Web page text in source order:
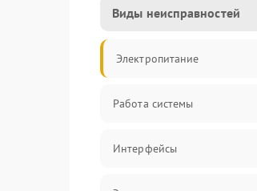
Виды неисправностей
Электропитание
Работа системы
Интерфейсы